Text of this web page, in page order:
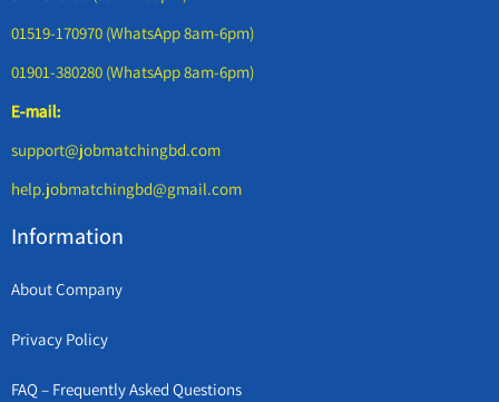
01519-170970 (WhatsApp 8am-6pm)
01901-380280 (WhatsApp 8am-6pm)
E-mail:
support@jobmatchingbd.com
help.jobmatchingbd@gmail.com
Information
About Company
Privacy Policy
FAQ – Frequently Asked Questions